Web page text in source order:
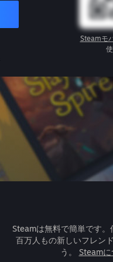
Steamモ
Steamは無料で簡単です
百万人もの新しいフレン
う。 Steamに